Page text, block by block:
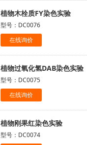
植物木栓质FY染色实验
型号：DC0076
在线询价
植物过氧化氢DAB染色实验
型号：DC0075
在线询价
植物刚果红染色实验
型号：DC0074